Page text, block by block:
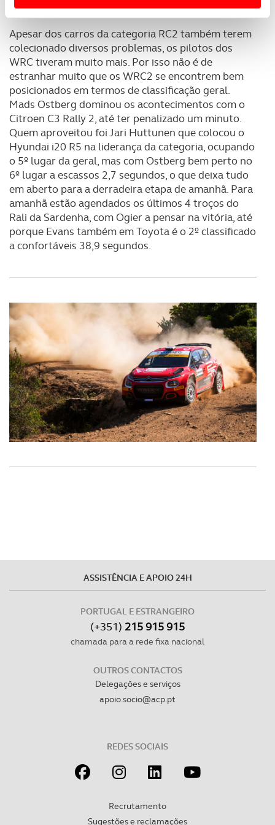
funcionalidades de redes sociais, bem como para
analisar dados de navegação no nosso website.
Adicionalmente partilhamos informação, relativa à sua
utilização do nosso site de publicidade e de análise, com
parceiros e organizações na UE e em países terceiros.
O ACP garantirá que as transferências internacionais de
dados pessoais serão realizadas apenas com o seu
consentimento e quando tal se afigure estritamente
necessário no contexto dos serviços a prestar.
Realçamos que o bloqueio de certo tipo de Cookies e
tecnologias similares pode ter impacto na sua
experiência de navegação no Website e nos serviços
Apesar dos carros da categoria RC2 também terem
colecionado diversos problemas, os pilotos dos
WRC tiveram muito mais. Por isso não é de
estranhar muito que os WRC2 se encontrem bem
posicionados em termos de classificação geral.
Mads Ostberg dominou os acontecimentos com o
Citroen C3 Rally 2, até ter penalizado um minuto.
Quem aproveitou foi Jari Huttunen que colocou o
Hyundai i20 R5 na liderança da categoria, ocupando
o 5º lugar da geral, mas com Ostberg bem perto no
6º lugar a escassos 2,7 segundos, o que deixa tudo
em aberto para a derradeira etapa de amanhã. Para
amanhã estão agendados os últimos 4 troços do
Rali da Sardenha, com Ogier a pensar na vitória, até
porque Evans também em Toyota é o 2º classificado
a confortáveis 38,9 segundos.
ASSISTÊNCIA E APOIO 24H
PORTUGAL E ESTRANGEIRO
(+351) 215 915 915
chamada para a rede fixa nacional
OUTROS CONTACTOS
Delegações e serviços
apoio.socio@acp.pt
REDES SOCIAIS
Recrutamento
Sugestões e reclamações